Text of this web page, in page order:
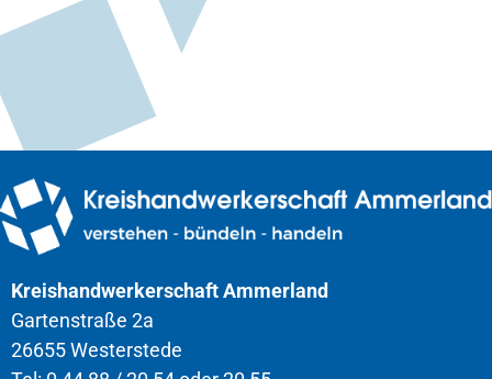
Kreishandwerkerschaft Ammerland
Gartenstraße 2a
26655 Westerstede